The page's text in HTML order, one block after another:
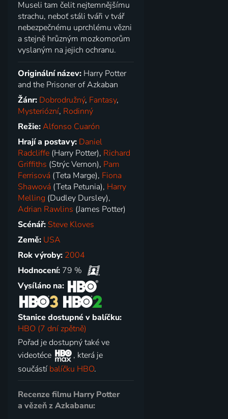
Museli tam čelit nejtemnějšímu
strachu, neboť stáli tváři v tvář
nebezpečnému uprchlému vězni
a stejně hrůzným mozkomorům
vyslaným na jejich ochranu.
Originální název: Harry Potter
and the Prisoner of Azkaban
Žánr: Dobrodružný, Fantasy,
Mysteriózní, Rodinný
Režie:Alfonso Cuarón
Hrají a postavy: Daniel
Radcliffe (Harry Potter), Richard
Griffiths (Strýc Vernon), Pam
Ferrisová (Teta Marge), Fiona
Shawová (Teta Petunia), Harry
Melling (Dudley Dursley),
Adrian Rawlins (James Potter)
Scénář: Steve Kloves
Země: USA
Rok výroby: 2004
Hodnocení: 79 %
Vysíláno na:
Stanice dostupné v balíčku:
HBO (7 dní zpětně)
Pořad je dostupný také ve
videotéce
, která je
součástí balíčku HBO.
Recenze filmu Harry Potter
a vězeň z Azkabanu: